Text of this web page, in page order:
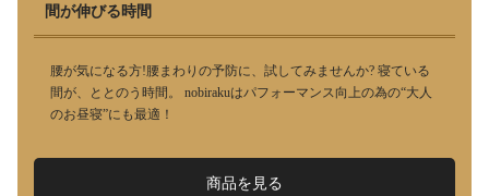
間が伸びる時間
腰が気になる方!腰まわりの予防に、試してみませんか? 寝ている
間が、ととのう時間。 nobirakuはパフォーマンス向上の為の“大人
のお昼寝”にも最適！
商品を見る